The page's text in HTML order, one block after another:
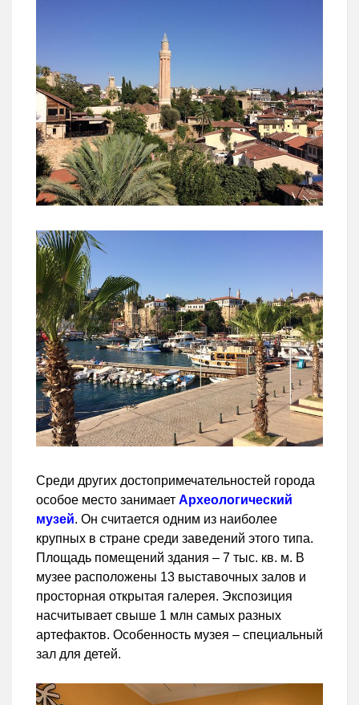
Среди других достопримечательностей города
особое место занимает Археологический
музей. Он считается одним из наиболее
крупных в стране среди заведений этого типа.
Площадь помещений здания – 7 тыс. кв. м. В
музее расположены 13 выставочных залов и
просторная открытая галерея. Экспозиция
насчитывает свыше 1 млн самых разных
артефактов. Особенность музея – специальный
зал для детей.